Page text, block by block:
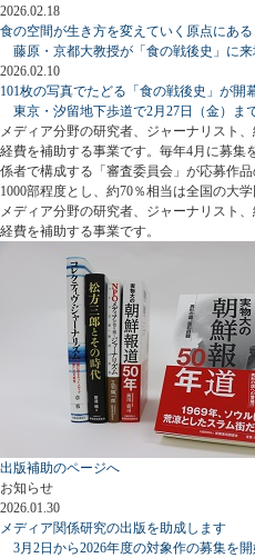
2026.02.18
食の空間が生き方を変えていく原点にある
藤原・京都大教授が「食の戦後史」に来
2026.02.10
101枚の写真でたどる「食の戦後史」が開
東京・汐留地下歩道で2月27日（金）ま
メディア分野の研究者、ジャーナリスト
経費を補助する事業です。毎年4月に募集
係者で構成する「審査委員会」が応募作
1000部程度とし、約70％相当は全国の大
メディア分野の研究者、ジャーナリスト
経費を補助する事業です。
出版補助のページへ
お知らせ
2026.01.30
メディア関係研究の出版を助成します
3月2日から2026年度の対象作の募集を